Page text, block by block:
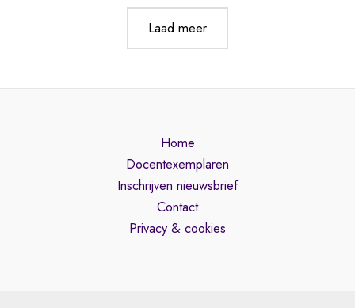
Laad meer
Home
Docentexemplaren
Inschrijven nieuwsbrief
Contact
Privacy & cookies